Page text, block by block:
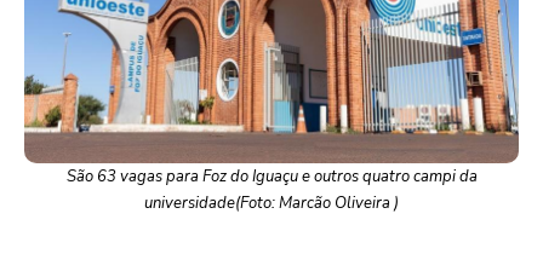
São 63 vagas para Foz do Iguaçu e outros quatro campi da
universidade(Foto: Marcão Oliveira )